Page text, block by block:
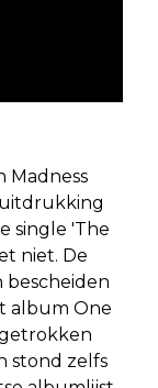
Madness
single 'The
niet. De
album One
stond zelfs